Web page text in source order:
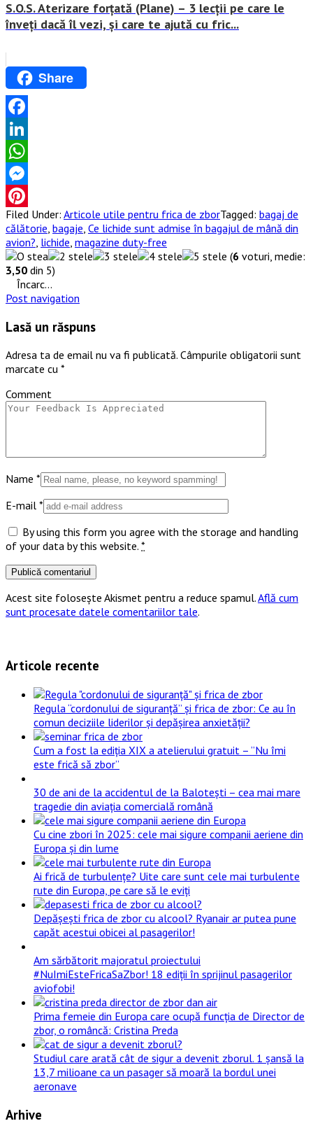
S.O.S. Aterizare forțată (Plane) – 3 lecții pe care le
înveți dacă îl vezi, și care te ajută cu fric...
Share
Facebook
LinkedIn
WhatsApp
Messenger
Pinterest
Filed Under: Articole utile pentru frica de zborTagged: bagaj de
călătorie bagaje Ce lichide sunt admise în bagajul de mână din
avion? lichide magazine duty-free
(6 voturi, medie:
3,50 din 5)
Încarc...
Post navigation
Lasă un răspuns
Adresa ta de email nu va fi publicată. Câmpurile obligatorii sunt
marcate cu *
Comment
Name *
E-mail *
By using this form you agree with the storage and handling
of your data by this website. *
Acest site folosește Akismet pentru a reduce spamul.Află cum
sunt procesate datele comentariilor tale.
Articole recente
Regula “cordonului de siguranță” și frica de zbor: Ce au în
comun deciziile liderilor și depășirea anxietății?
Cum a fost la ediția XIX a atelierului gratuit – ”Nu îmi
este frică să zbor”
30 de ani de la accidentul de la Balotești – cea mai mare
tragedie din aviația comercială română
Cu cine zbori în 2025: cele mai sigure companii aeriene din
Europa și din lume
Ai frică de turbulențe? Uite care sunt cele mai turbulente
rute din Europa, pe care să le eviți
Depășești frica de zbor cu alcool? Ryanair ar putea pune
capăt acestui obicei al pasagerilor!
Am sărbătorit majoratul proiectului
#NuImiEsteFricaSaZbor! 18 ediții în sprijinul pasagerilor
aviofobi!
Prima femeie din Europa care ocupă funcția de Director de
zbor, o româncă: Cristina Preda
Studiul care arată cât de sigur a devenit zborul. 1 șansă la
13,7 milioane ca un pasager să moară la bordul unei
aeronave
Arhive